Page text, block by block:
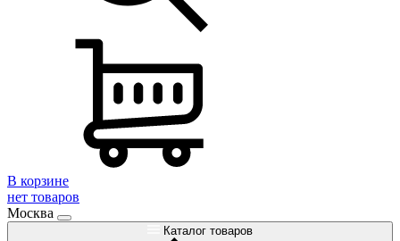
В корзине
нет товаров
Москва
Каталог товаров